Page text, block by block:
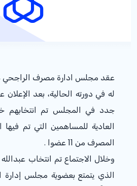
عقد مجلس ادارة مصرف الراجحي
له في دورته الحالية، بعد الإعلان
جدد في المجلس تم انتخابهم
العادية للمساهمين التي تم
المصرف من 11 عضوا .
وخلال الاجتماع تم انتخاب